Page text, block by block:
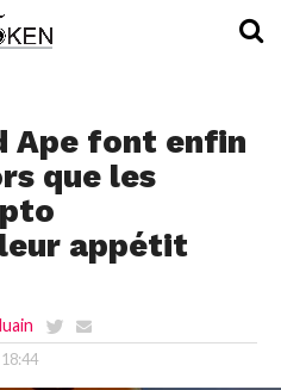
Ape font enfin
que les
appétit